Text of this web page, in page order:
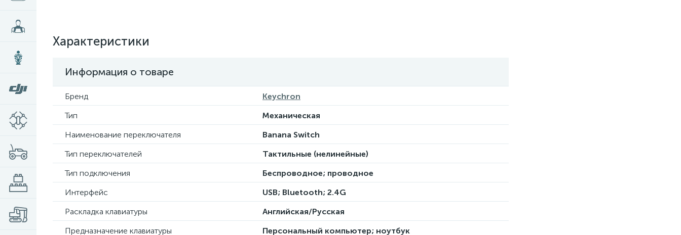
Характеристики
Информация о товаре
Бренд
Keychron
Тип
Механическая
Наименование переключателя
Banana Switch
Тип переключателей
Тактильные (нелинейные)
Тип подключения
Беспроводное; проводное
Интерфейс
USB; Bluetooth; 2.4G
Раскладка клавиатуры
Английская/Русская
Предназначение клавиатуры
Персональный компьютер; ноутбук